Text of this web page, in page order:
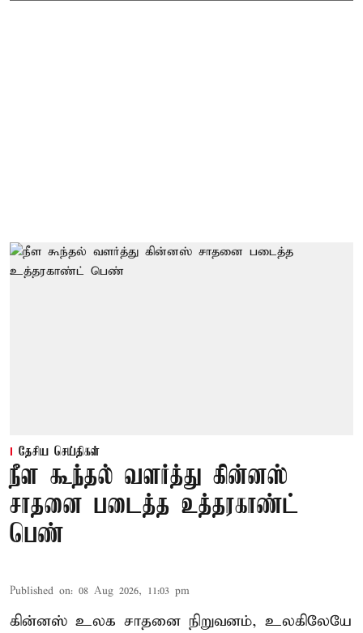
தேசிய செய்திகள்
நீள கூந்தல் வளர்த்து கின்னஸ்
சாதனை படைத்த உத்தரகாண்ட்
பெண்
Published on: 08 Aug 2026, 11:03 pm
கின்னஸ் உலக சாதனை நிறுவனம், உலகிலேயே